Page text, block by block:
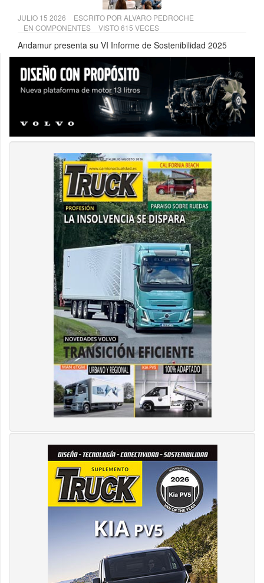
JULIO 15 2026 ESCRITO POR ALVARO PEDROCHE
EN COMPONENTES VISTO 615 VECES
Andamur presenta su VI Informe de Sostenibilidad 2025